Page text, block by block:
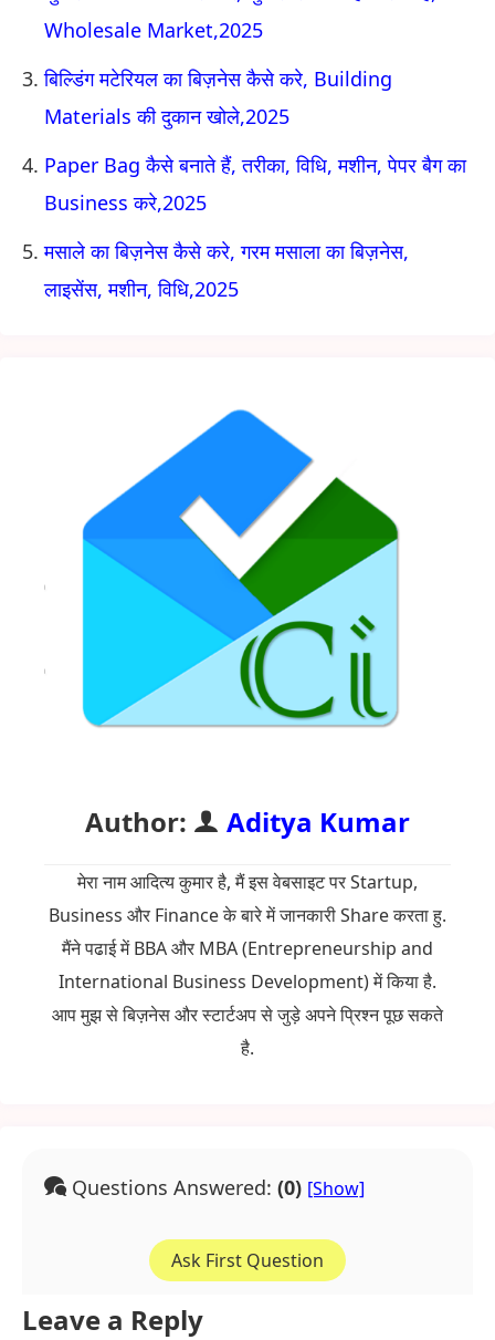
Wholesale Market,2025
बिल्डिंग मटेरियल का बिज़नेस कैसे करे, Building
Materials की दुकान खोले,2025
Paper Bag कैसे बनाते हैं, तरीका, विधि, मशीन, पेपर बैग का
Business करे,2025
मसाले का बिज़नेस कैसे करे, गरम मसाला का बिज़नेस,
लाइसेंस, मशीन, विधि,2025
Author: Aditya Kumar
मेरा नाम आदित्य कुमार है, मैं इस वेबसाइट पर Startup,
Business और Finance के बारे में जानकारी Share करता हु.
मैंने पढाई में BBA और MBA (Entrepreneurship and
International Business Development) में किया है.
आप मुझ से बिज़नेस और स्टार्टअप से जुड़े अपने प्रिश्न पूछ सकते
है.
Questions Answered: (0)
Ask First Question
Leave a Reply